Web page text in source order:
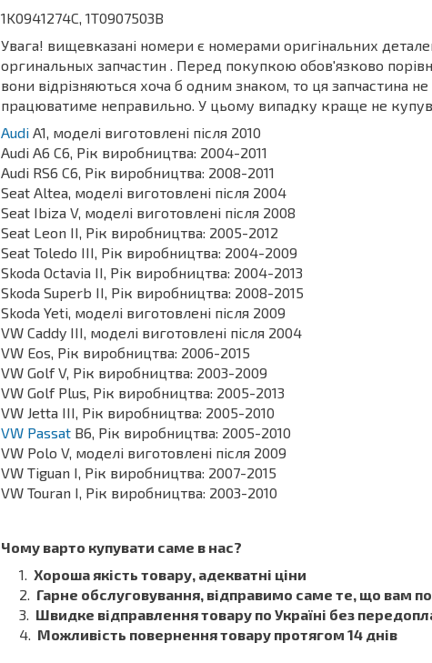
1K0941274C, 1T0907503B
Увага! вищевказані номери є номерами оригінальних
оргинальных запчастин . Перед покупкою обов'язково
вони відрізняються хоча б одним знаком, то ця запчастина
працюватиме неправильно. У цьому випадку краще не
Audi A1, моделі виготовлені після 2010
Audi A6 C6, Рік виробництва: 2004-2011
Audi RS6 C6, Рік виробництва: 2008-2011
Seat Altea, моделі виготовлені після 2004
Seat Ibiza V, моделі виготовлені після 2008
Seat Leon II, Рік виробництва: 2005-2012
Seat Toledo III, Рік виробництва: 2004-2009
Skoda Octavia II, Рік виробництва: 2004-2013
Skoda Superb II, Рік виробництва: 2008-2015
Skoda Yeti, моделі виготовлені після 2009
VW Caddy III, моделі виготовлені після 2004
VW Eos, Рік виробництва: 2006-2015
VW Golf V, Рік виробництва: 2003-2009
VW Golf Plus, Рік виробництва: 2005-2013
VW Jetta III, Рік виробництва: 2005-2010
VW Passat B6, Рік виробництва: 2005-2010
VW Polo V, моделі виготовлені після 2009
VW Tiguan I, Рік виробництва: 2007-2015
VW Touran I, Рік виробництва: 2003-2010
Чому варто купувати саме в нас?
Хороша якість товару, адекватні ціни
Гарне обслуговування, відправимо саме те, що вам
Швидке відправлення товару по Україні без
Можливість повернення товару протягом 14 днів